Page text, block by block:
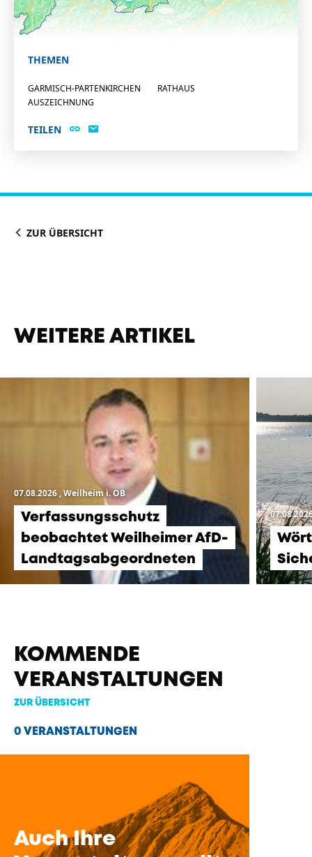
THEMEN
GARMISCH-PARTENKIRCHEN
RATHAUS
AUSZEICHNUNG
TEILEN
ZUR ÜBERSICHT
WEITERE ARTIKEL
07.08.2026 , Weilheim i. OB
Verfassungsschutz
beobachtet Weilheimer AfD-
Landtagsabgeordneten
KOMMENDE
VERANSTALTUNGEN
ZUR ÜBERSICHT
0 VERANSTALTUNGEN
Auch Ihre